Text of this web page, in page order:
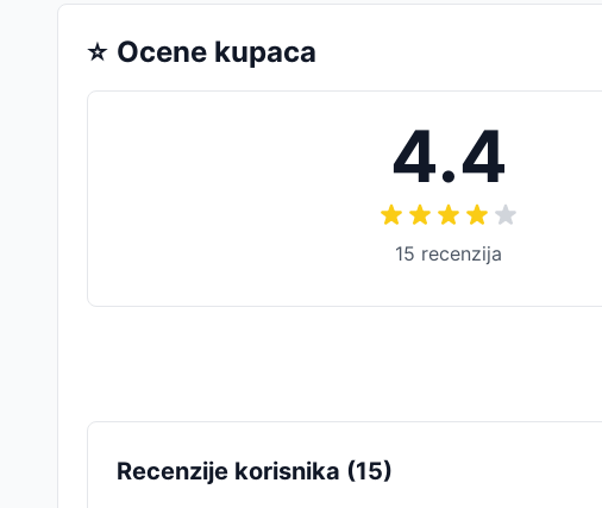
⭐ Ocene kupaca
4.4
15 recenzija
Recenzije korisnika (15)